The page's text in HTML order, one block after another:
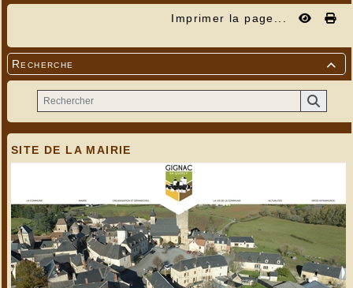
Imprimer la page...

Recherche
SITE DE LA MAIRIE